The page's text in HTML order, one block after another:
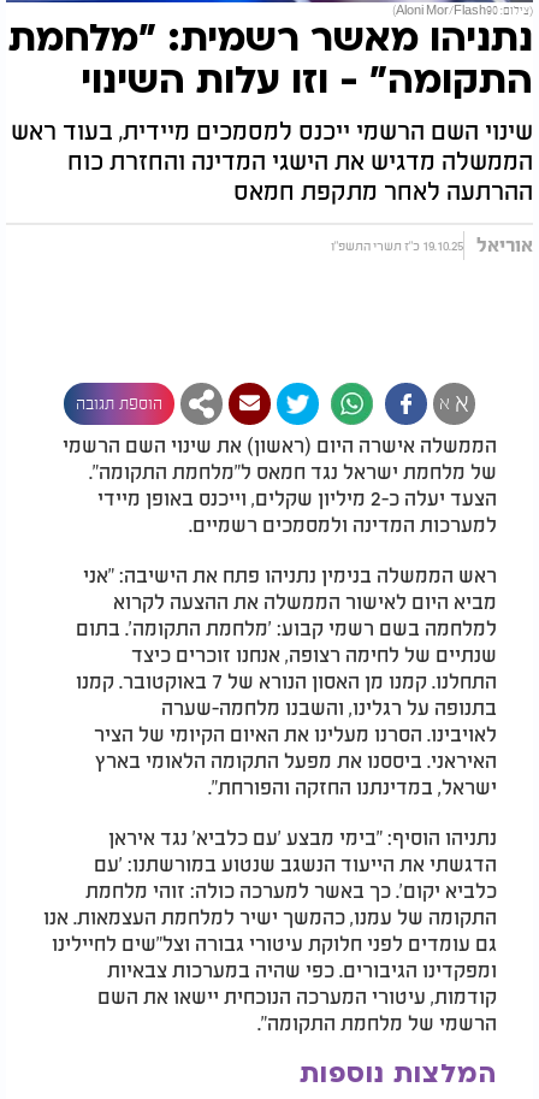
(צילום: Aloni Mor/Flash90)
נתניהו מאשר רשמית: "מלחמת
התקומה" - וזו עלות השינוי
שינוי השם הרשמי ייכנס למסמכים מיידית, בעוד ראש
הממשלה מדגיש את הישגי המדינה והחזרת כוח
ההרתעה לאחר מתקפת חמאס
אוריאל 19.10.25 כ"ז תשרי התשפ"ו
א א הוספת תגובה
הממשלה אישרה היום (ראשון) את שינוי השם הרשמי
של מלחמת ישראל נגד חמאס ל"מלחמת התקומה".
הצעד יעלה כ-2 מיליון שקלים, וייכנס באופן מיידי
למערכות המדינה ולמסמכים רשמיים.
ראש הממשלה בנימין נתניהו פתח את הישיבה: "אני
מביא היום לאישור הממשלה את ההצעה לקרוא
למלחמה בשם רשמי קבוע: 'מלחמת התקומה'. בתום
שנתיים של לחימה רצופה, אנחנו זוכרים כיצד
התחלנו. קמנו מן האסון הנורא של 7 באוקטובר. קמנו
בתנופה על רגלינו, והשבנו מלחמה-שערה
לאויבינו. הסרנו מעלינו את האיום הקיומי של הציר
האיראני. ביססנו את מפעל התקומה הלאומי בארץ
ישראל, במדינתנו החזקה והפורחת".
נתניהו הוסיף: "בימי מבצע 'עם כלביא' נגד איראן
הדגשתי את הייעוד הנשגב שנטוע במורשתנו: 'עם
כלביא יקום'. כך באשר למערכה כולה: זוהי מלחמת
התקומה של עמנו, כהמשך ישיר למלחמת העצמאות. אנו
גם עומדים לפני חלוקת עיטורי גבורה וצל"שים לחיילינו
ומפקדינו הגיבורים. כפי שהיה במערכות צבאיות
קודמות, עיטורי המערכה הנוכחית יישאו את השם
הרשמי של מלחמת התקומה".
המלצות נוספות